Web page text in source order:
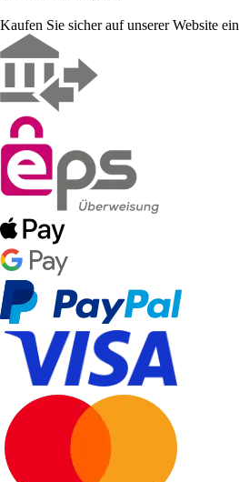
Kaufen Sie sicher auf unserer Website ein